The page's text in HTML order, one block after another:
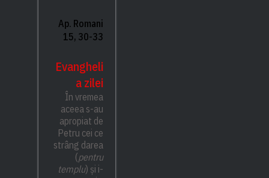
Ap. Romani
15, 30-33
Evangheli
a zilei
În vremea
aceea s-au
apropiat de
Petru cei ce
strâng darea
(pentru
templu) și i-